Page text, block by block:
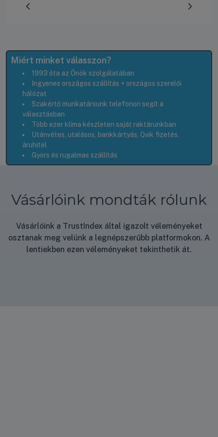
Miért minket válasszon?
1993 óta az Önök szolgálatában
Ingyenes országos szállítás + országos szerelői
hálózat
Szakértő munkatársunk telefonon segít a
választásban
Több ezer klíma készleten saját raktárunkban
Utánvétes, utalásos, bankkártyás, Qvik fizetés,
áruhitel
Gyors és rugalmas szállítás
Vásárlóink mondták rólunk
Vásárlóink a TrustIndex által igazolt véleményeket
osztanak meg velünk a legnépszerűbb platformokon. A
lentiekben ezen véleményeket tekinthetik át.